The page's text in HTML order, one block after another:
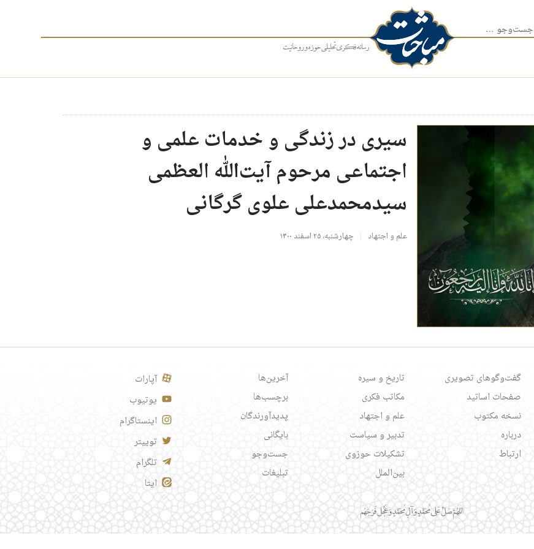
جست‌وجو برای:
سیری در زندگی و خدمات علمی و
اجتماعی مرحوم آیت‌الله العظمی
سیدمحمدعلی علوی گرگانی
علم و اجتهاد چهارشنبه، ۲۵ اسفند ۱۴۰۰
گفت‌وگوهای تصویری
صفحات اساتید
نسخه مکتوب
درباره
ارتباط
تاریخ و سیره
مکاتب فکری
علم و اجتهاد
تدبیر و سیاست
تشکیلات حوزوی
بین‌الملل
آخرین‌ها
برچسب‌ها
پدیدآورندگان
بایگانی
جست‌وجو
تبلیغات
آپارات
یوتیوب
اینستاگرام
توییتر
تلگرام
ایتا